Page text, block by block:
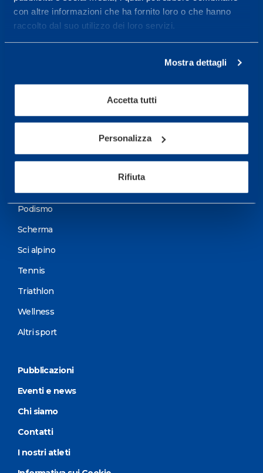
con altre informazioni che ha fornito loro o che hanno
raccolto dal suo utilizzo dei loro servizi.
Mostra dettagli
Accetta tutti
Personalizza
Rifiuta
Servizi
Servizi Medici
Test di valutazione
Podismo
Scherma
Sci alpino
Tennis
Triathlon
Wellness
Altri sport
Pubblicazioni
Eventi e news
Chi siamo
Contatti
I nostri atleti